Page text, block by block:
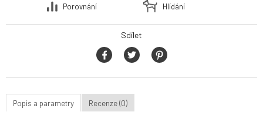
Porovnání
Hlídání
Sdílet
Popis a parametry Recenze (0)